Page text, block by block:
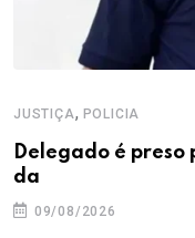
JUSTIÇA, POLICIA
Delegado é
da
09/08/2026